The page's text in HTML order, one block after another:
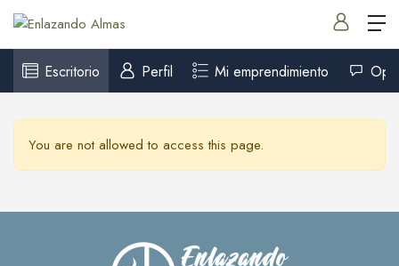
Escritorio Perfil Mi emprendimiento
You are not allowed to access this page.